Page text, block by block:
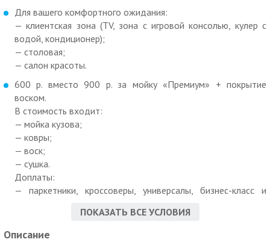
Для вашего комфортного ожидания:
— клиентская зона (TV, зона с игровой консолью, кулер с
водой, кондиционер);
— столовая;
— салон красоты.
600 р. вместо 900 р. за мойку «Премиум» + покрытие
воском.
В стоимость входит:
— мойка кузова;
— ковры;
— воск;
— сушка.
Доплаты:
— паркетники, кроссоверы, универсалы, бизнес-класс и
— микроавтобус грузовой — 200 р.;
— микроавтобус пассажирский — 250 р.;
ПОКАЗАТЬ ВСЕ УСЛОВИЯ
Описание